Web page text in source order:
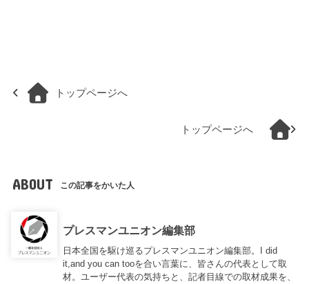
トップページへ
トップページへ
ABOUT この記事をかいた人
プレスマンユニオン編集部
日本全国を駆け巡るプレスマンユニオン編集部。I did
it,and you can tooを合い言葉に、皆さんの代表として取
材。ユーザー代表の気持ちと、記者目線での取材成果を、